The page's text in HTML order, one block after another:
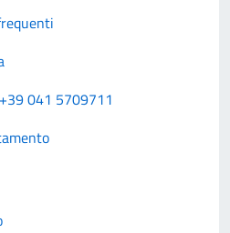
041 5709711